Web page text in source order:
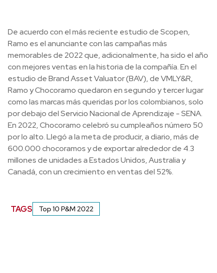
De acuerdo con el más reciente estudio de Scopen,
Ramo es el anunciante con las campañas más
memorables de 2022 que, adicionalmente, ha sido el año
con mejores ventas en la historia de la compañía. En el
estudio de Brand Asset Valuator (BAV), de VMLY&R,
Ramo y Chocoramo quedaron en segundo y tercer lugar
como las marcas más queridas por los colombianos, solo
por debajo del Servicio Nacional de Aprendizaje - SENA.
En 2022, Chocoramo celebró su cumpleaños número 50
por lo alto. Llegó a la meta de producir, a diario, más de
600.000 chocoramos y de exportar alrededor de 4.3
millones de unidades a Estados Unidos, Australia y
Canadá, con un crecimiento en ventas del 52%.
TAGS Top 10 P&M 2022